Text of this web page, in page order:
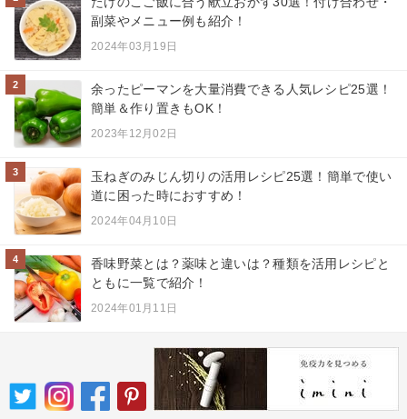
副菜やメニュー例も紹介！
2024年03月19日
2
余ったピーマンを大量消費できる人気レシピ25選！
簡単＆作り置きもOK！
2023年12月02日
3
玉ねぎのみじん切りの活用レシピ25選！簡単で使い
道に困った時におすすめ！
2024年04月10日
4
香味野菜とは？薬味と違いは？種類を活用レシピと
ともに一覧で紹介！
2024年01月11日